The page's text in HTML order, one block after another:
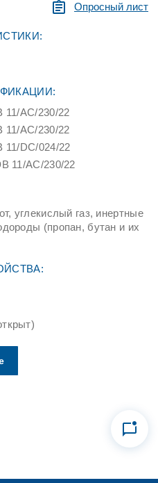
Опросный лист
11/AС/230/22
11/АC/230/22
DC/024/22
11/АC/230/22
углекислый газ, инертные
(пропан, бутан и их